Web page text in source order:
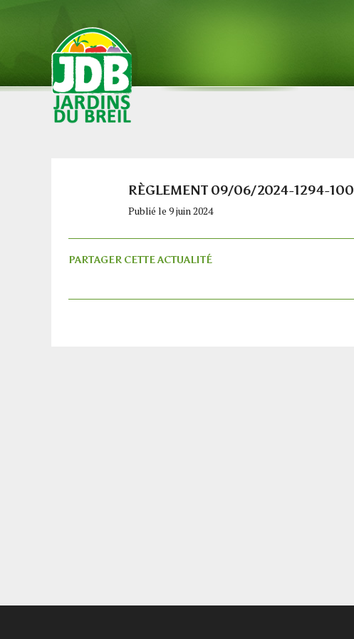
RÈGLEMENT 09/06/2024-1294-100
Publié le 9 juin 2024
PARTAGER CETTE ACTUALITÉ